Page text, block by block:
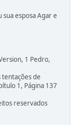
esposa Agar e
1 Pedro,
tentações de
1, Página 137
reservados